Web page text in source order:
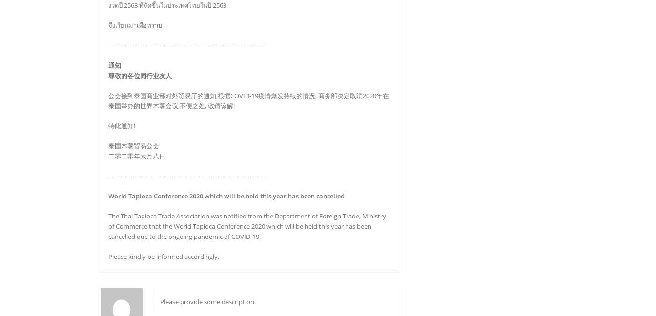
งวดปี 2563 ที่จัดขึ้นในประเทศไทยในปี 2563
จึงเรียนมาเพื่อทราบ
– – – – – – – – – – – – – – – – – – – – – – – – – – – – – – – –
通知
尊敬的各位同行业友人
公会接到泰国商业部对外贸易厅的通知,根据COVID-19疫情爆发持续的情况, 商务部决定取消2020年在
泰国举办的世界木薯会议,不便之处, 敬请谅解!
特此通知!
泰国木薯贸易公会
二零二零年六月八日
– – – – – – – – – – – – – – – – – – – – – – – – – – – – – – – –
World Tapioca Conference 2020 which will be held this year has been cancelled
The Thai Tapioca Trade Association was notified from the Department of Foreign Trade, Ministry
of Commerce that the World Tapioca Conference 2020 which will be held this year has been
cancelled due to the ongoing pandemic of COVID-19.
Please kindly be informed accordingly.
Please provide some description.